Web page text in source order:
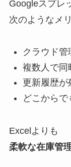
Googleスプレ
次のようなメ
クラウド管
複数人で同
更新履歴が
どこから
Excelよりも
柔軟な在庫管